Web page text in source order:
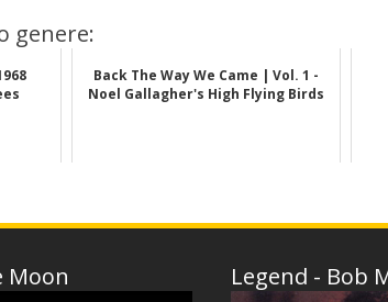
genere:
Back The Way We Came | Vol. 1 -
Noel Gallagher's High Flying Birds
Moon Legend - Bob